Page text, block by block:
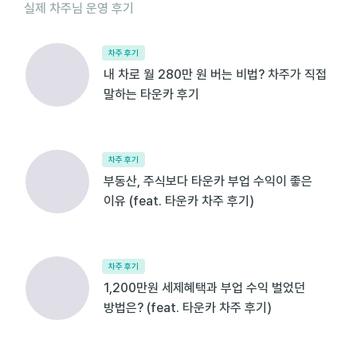
실제 차주님 운영 후기
차주 후기
내 차로 월 280만 원 버는 비법? 차주가 직접
말하는 타운카 후기
차주 후기
부동산, 주식보다 타운카 부업 수익이 좋은
이유 (feat. 타운카 차주 후기)
차주 후기
1,200만원 세제혜택과 부업 수익 벌었던
방법은? (feat. 타운카 차주 후기)